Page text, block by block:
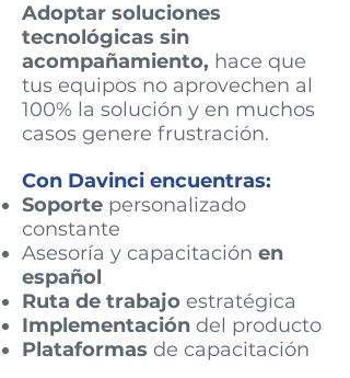
Adoptar soluciones
tecnológicas sin
acompañamiento, hace que
tus equipos no aprovechen al
100% la solución y en muchos
casos genere frustración.
Con Davinci encuentras:
Soporte personalizado
constante
Asesoría y capacitación en
español
Ruta de trabajo estratégica
Implementación del producto
Plataformas de capacitación